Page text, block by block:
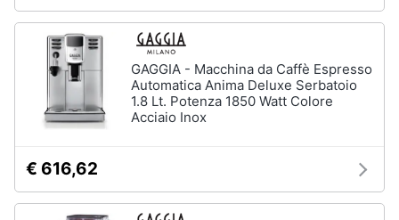
GAGGIA - Macchina da Caffè Espresso
Automatica Anima Deluxe Serbatoio
1.8 Lt. Potenza 1850 Watt Colore
Acciaio Inox
€ 616,62